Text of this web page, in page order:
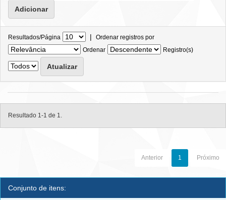
Resultados/Página | Ordenar registros por
Ordenar
Registro(s)
Resultado 1-1 de 1.
Anterior 1 Próximo
Conjunto de itens: